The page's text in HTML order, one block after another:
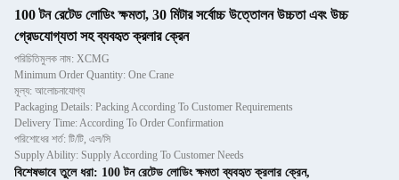
100 টন রেটেড লোডিং ক্ষমতা, 30 মিটার সর্বোচ্চ উত্তোলন উচ্চতা এবং উচ্চ
গ্রেডযোগ্যতা সহ ব্যবহৃত ক্রলার ক্রেন
পরিচিতিমুলক নাম: XCMG
Minimum Order Quantity: One Crane
মূল্য: আলোচনাযোগ্য
Packaging Details: Packing According To Customer Requirements
Delivery Time: According To Order Confirmation
পরিশোধের শর্ত: টি/টি, এল/সি
Supply Ability: Supply According To Customer Needs
বিশেষভাবে তুলে ধরা: 100 টন রেটেড লোডিং ক্ষমতা ব্যবহৃত ক্রলার ক্রেন,